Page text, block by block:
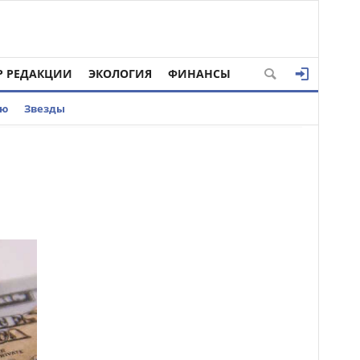
РЕДАКЦИИ ЭКОЛОГИЯ ФИНАНСЫ
Звезды